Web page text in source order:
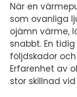
När en
som ovanliga
ojämn värme,
snabbt. En
följdskador
Erfarenhet av
stor skillnad